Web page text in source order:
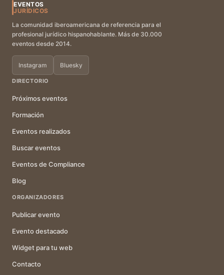
EVENTOS
JURÍDICOS
La comunidad iberoamericana de referencia para el
profesional jurídico hispanohablante. Más de 30.000
eventos desde 2014.
Instagram Bluesky
DIRECTORIO
Próximos eventos
Formación
Eventos realizados
Buscar eventos
Eventos de Compliance
Blog
ORGANIZADORES
Publicar evento
Evento destacado
Widget para tu web
Contacto